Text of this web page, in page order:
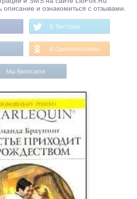
и ознакомиться с отзывами.
В Твиттере
В Одноклассниках
Мы Вконтакте